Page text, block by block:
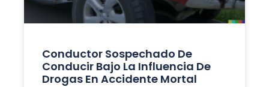
Conductor Sospechado De
Conducir Bajo La Influencia De
Drogas En Accidente Mortal